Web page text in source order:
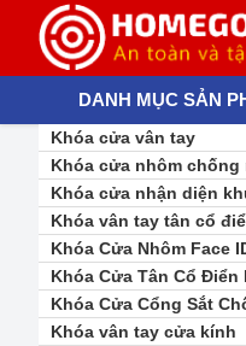
DANH MỤC SẢN
Khóa cửa vân tay
Khóa cửa nhôm chống
Khóa cửa nhận diện
Khóa vân tay tân cổ
Khóa Cửa Nhôm Face ID
Khóa Cửa Tân Cổ Điển
Khóa Cửa Cổng Sắt
Khóa vân tay cửa kính